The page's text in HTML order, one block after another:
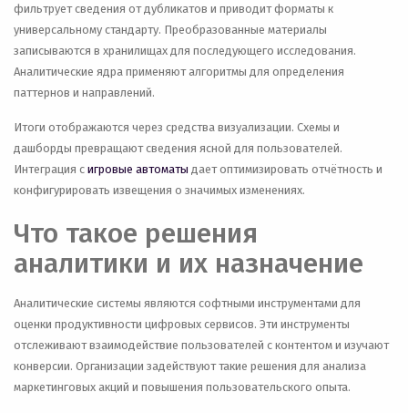
фильтрует сведения от дубликатов и приводит форматы к
универсальному стандарту. Преобразованные материалы
записываются в хранилищах для последующего исследования.
Аналитические ядра применяют алгоритмы для определения
паттернов и направлений.
Итоги отображаются через средства визуализации. Схемы и
дашборды превращают сведения ясной для пользователей.
Интеграция с игровые автоматы дает оптимизировать отчётность и
конфигурировать извещения о значимых изменениях.
Что такое решения
аналитики и их назначение
Аналитические системы являются софтными инструментами для
оценки продуктивности цифровых сервисов. Эти инструменты
отслеживают взаимодействие пользователей с контентом и изучают
конверсии. Организации задействуют такие решения для анализа
маркетинговых акций и повышения пользовательского опыта.